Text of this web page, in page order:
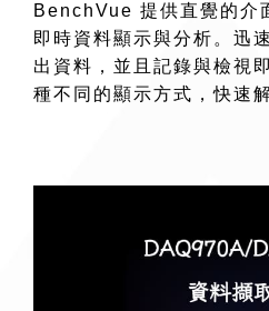
BenchVue 提供直覺的介
即時資料顯示與分析。迅
出資料，並且記錄與檢視
種不同的顯示方式，快速